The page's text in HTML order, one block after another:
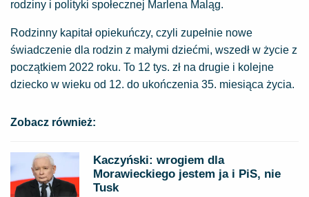
rodziny i polityki społecznej Marlena Maląg.
Rodzinny kapitał opiekuńczy, czyli zupełnie nowe
świadczenie dla rodzin z małymi dziećmi, wszedł w życie z
początkiem 2022 roku. To 12 tys. zł na drugie i kolejne
dziecko w wieku od 12. do ukończenia 35. miesiąca życia.
Zobacz również:
Kaczyński: wrogiem dla
Morawieckiego jestem ja i PiS, nie
Tusk